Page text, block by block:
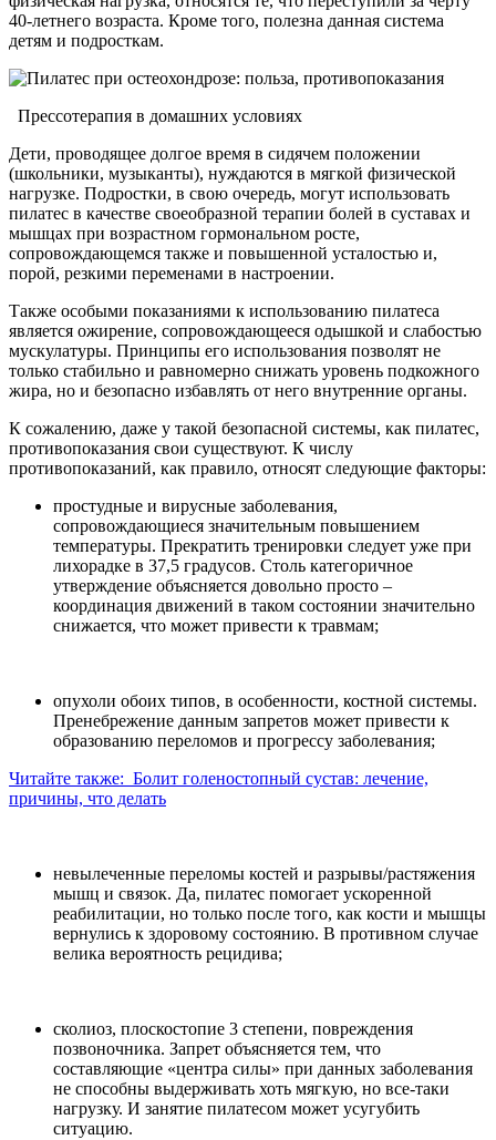
40-летнего возраста. Кроме того, полезна данная система
детям и подросткам.
Прессотерапия в домашних условиях
Дети, проводящее долгое время в сидячем положении
(школьники, музыканты), нуждаются в мягкой физической
нагрузке. Подростки, в свою очередь, могут использовать
пилатес в качестве своеобразной терапии болей в суставах и
мышцах при возрастном гормональном росте,
сопровождающемся также и повышенной усталостью и,
порой, резкими переменами в настроении.
Также особыми показаниями к использованию пилатеса
является ожирение, сопровождающееся одышкой и слабостью
мускулатуры. Принципы его использования позволят не
только стабильно и равномерно снижать уровень подкожного
жира, но и безопасно избавлять от него внутренние органы.
К сожалению, даже у такой безопасной системы, как пилатес,
противопоказания свои существуют. К числу
противопоказаний, как правило, относят следующие факторы:
простудные и вирусные заболевания,
сопровождающиеся значительным повышением
температуры. Прекратить тренировки следует уже при
лихорадке в 37,5 градусов. Столь категоричное
утверждение объясняется довольно просто –
координация движений в таком состоянии значительно
снижается, что может привести к травмам;
опухоли обоих типов, в особенности, костной системы.
Пренебрежение данным запретов может привести к
образованию переломов и прогрессу заболевания;
Читайте также: Болит голеностопный сустав: лечение,
причины, что делать
невылеченные переломы костей и разрывы/растяжения
мышц и связок. Да, пилатес помогает ускоренной
реабилитации, но только после того, как кости и мышцы
вернулись к здоровому состоянию. В противном случае
велика вероятность рецидива;
сколиоз, плоскостопие 3 степени, повреждения
позвоночника. Запрет объясняется тем, что
составляющие «центра силы» при данных заболевания
не способны выдерживать хоть мягкую, но все-таки
нагрузку. И занятие пилатесом может усугубить
ситуацию.